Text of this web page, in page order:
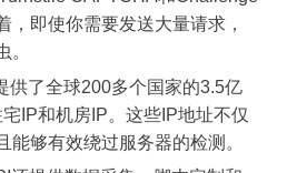
，即使你需要发送大量请求，
。
供了全球200多个国家的3.5亿
IP和机房IP。这些IP地址不仅
能够有效绕过服务器的检测。